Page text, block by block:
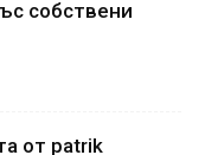
собствени
от patrik